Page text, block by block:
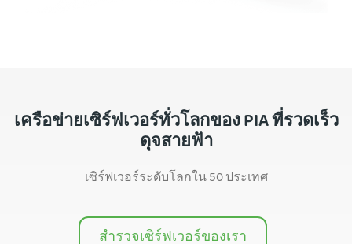
เครือข่ายเซิร์ฟเวอร์ทั่วโลกของ PIA ที่รวดเร็ว
ดุจสายฟ้า
เซิร์ฟเวอร์ระดับโลกใน 50 ประเทศ
สำรวจเซิร์ฟเวอร์ของเรา